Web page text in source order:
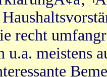
recht
u.a. meistens